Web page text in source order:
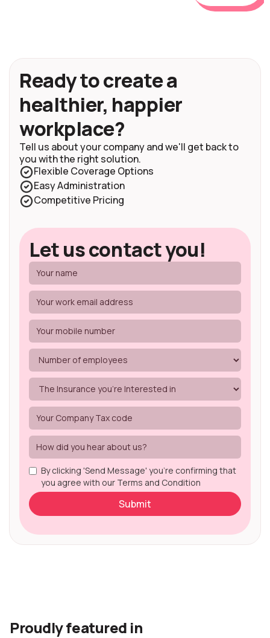
Ready to create a
healthier, happier
workplace?
Tell us about your company and we'll get back to
you with the right solution.
Flexible Coverage Options
Easy Administration
Competitive Pricing
Let us contact you!
By clicking 'Send Message' you're confirming that
you agree with our Terms and Condition
Proudly featured in